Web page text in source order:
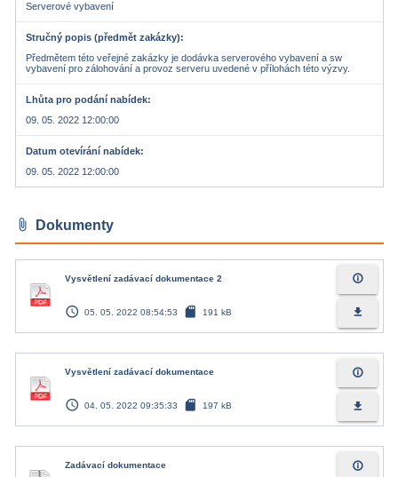
Serverové vybavení
Stručný popis (předmět zakázky)
Předmětem této veřejné zakázky je dodávka serverového vybavení a sw
vybavení pro zálohování a provoz serveru uvedené v přílohách této výzvy.
Lhůta pro podání nabídek
09. 05. 2022 12:00:00
Datum otevírání nabídek
09. 05. 2022 12:00:00
attach_file Dokumenty
Vysvětlení zadávací dokumentace 2
access_time 05. 05. 2022 08:54:53 sd_card 191 kB
info_outline
file_download
Vysvětlení zadávací dokumentace
access_time 04. 05. 2022 09:35:33 sd_card 197 kB
info_outline
file_download
Zadávací dokumentace info_outline